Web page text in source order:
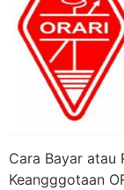
Cara Bayar atau
Keangggotaan